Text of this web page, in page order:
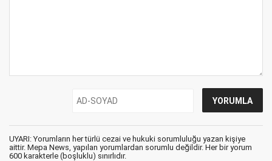
UYARI: Yorumların her türlü cezai ve hukuki sorumluluğu yazan kişiye
aittir. Mepa News, yapılan yorumlardan sorumlu değildir. Her bir yorum
600 karakterle (boşluklu) sınırlıdır.